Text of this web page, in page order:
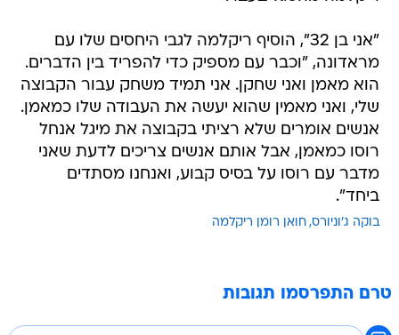
הוא מאמן ואני שחקן. אני תמיד משחק עבור הקבוצה
שלי, ואני מאמין שהוא יעשה את העבודה שלו כמאמן.
אנשים אומרים שלא רציתי בקבוצה את מיגל אנחל
רוסו כמאמן, אבל אותם אנשים צריכים לדעת שאני
מדבר עם רוסו על בסיס קבוע, ואנחנו מסתדים
ביחד".
בוקה ג'וניורס חואן רומן ריקלמה